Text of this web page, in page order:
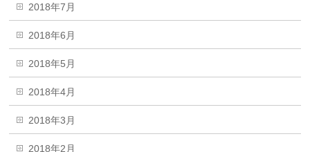
2018年7月
2018年6月
2018年5月
2018年4月
2018年3月
2018年2月